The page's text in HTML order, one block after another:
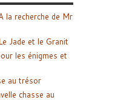
la recherche de Mr
Jade et le Granit
les énigmes et
au trésor
chasse au